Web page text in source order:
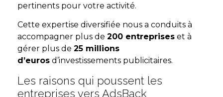
pertinents pour votre activité.
Cette expertise diversifiée nous a conduits à
accompagner plus de 200 entreprises et à
gérer plus de 25 millions
d’euros d’investissements publicitaires.
Les raisons qui poussent les
entreprises vers AdsBack